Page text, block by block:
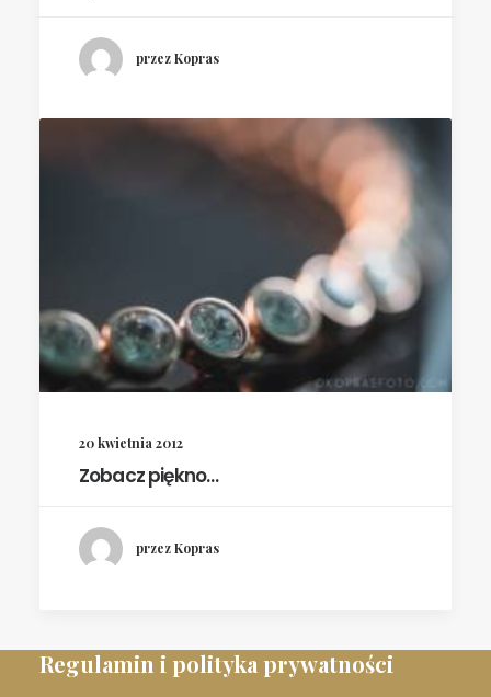
przez Kopras
20 kwietnia 2012
Zobacz piękno…
przez Kopras
Regulamin i polityka prywatności